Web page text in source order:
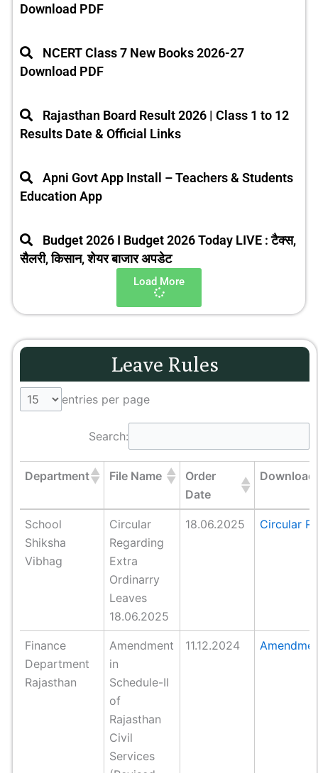
Download PDF
NCERT Class 7 New Books 2026-27
Download PDF
Rajasthan Board Result 2026 | Class 1 to 12
Results Date & Official Links
Apni Govt App Install – Teachers & Students
Education App
Budget 2026 I Budget 2026 Today LIVE : टैक्स,
सैलरी, किसान, शेयर बाजार अपडेट
Load More
Leave Rules
entries per page
Search:
Department File Name
Order
Date
Download
Department File Name
Order
Download
School
Shiksha
Vibhag
Circular
Regarding
Extra
Ordinarry
Leaves
18.06.2025
18.06.2025 Circular
Finance
Department
Rajasthan
Amendment
in
Schedule-II
of
Rajasthan
Civil
Services
11.12.2024